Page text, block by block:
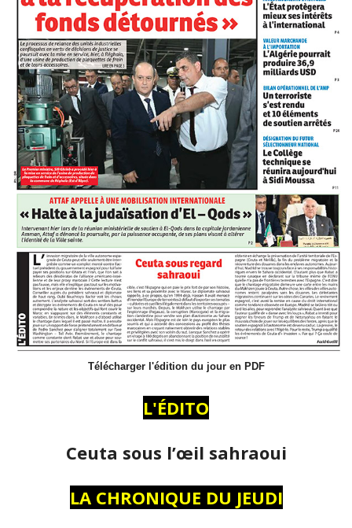
Télécharger l'édition du jour en PDF
L'ÉDITO
Ceuta sous l’œil sahraoui
LA CHRONIQUE DU JEUDI